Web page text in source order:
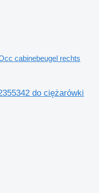
cabinebeugel rechts
do ciężarówki